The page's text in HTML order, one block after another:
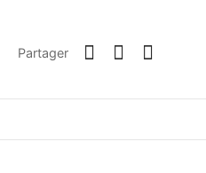
Partager